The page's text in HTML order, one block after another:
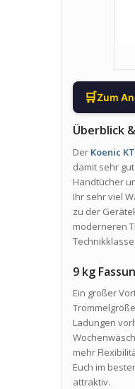
🛒Zum
Überblick
Der Koenic
damit sehr
Handtücher
Ihr sehr viel
zu der
moderneren
9 kg
Ein großer
Ladungen
mehr
Euch im
attraktiv.